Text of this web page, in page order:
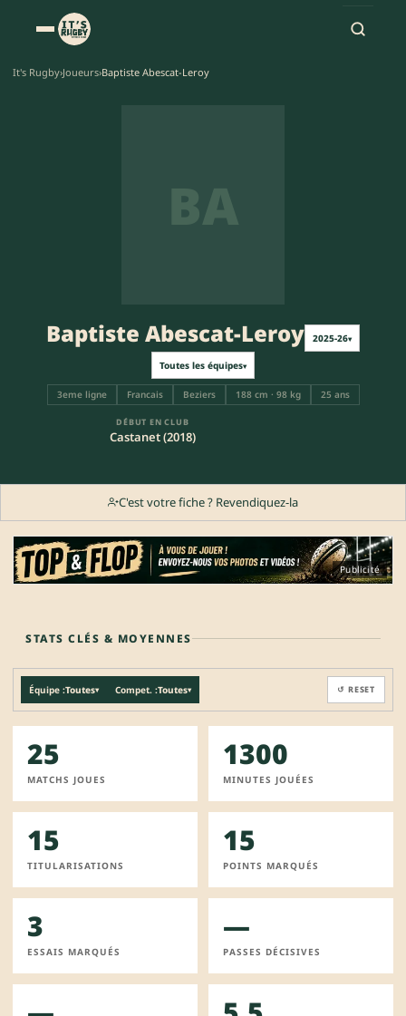
It's Rugby›Joueurs›Baptiste Abescat-Leroy
BA
Baptiste Abescat-Leroy 2025-26▾
Toutes les équipes▾
3eme ligne Francais Beziers 188 cm · 98 kg 25 ans
DÉBUT EN CLUB
Castanet (2018)
C'est votre fiche ? Revendiquez-la
Publicité
STATS CLÉS & MOYENNES
Équipe :Toutes▾ Compet. :Toutes▾ ↺ RESET
25
MATCHS JOUES
1300
MINUTES JOUÉES
15
TITULARISATIONS
15
POINTS MARQUÉS
3
ESSAIS MARQUÉS
—
PASSES DÉCISIVES